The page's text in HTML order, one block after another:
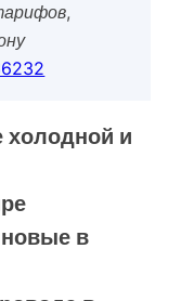
холодной и
в